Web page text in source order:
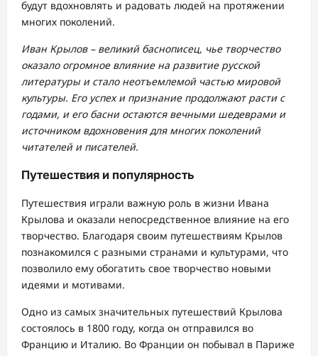
будут вдохновлять и радовать людей на протяжении
многих поколений.
Иван Крылов – великий баснописец, чье творчество
оказало огромное влияние на развитие русской
литературы и стало неотъемлемой частью мировой
культуры. Его успех и признание продолжают расти с
годами, и его басни остаются вечными шедеврами и
источником вдохновения для многих поколений
читателей и писателей.
Путешествия и популярность
Путешествия играли важную роль в жизни Ивана
Крылова и оказали непосредственное влияние на его
творчество. Благодаря своим путешествиям Крылов
познакомился с разными странами и культурами, что
позволило ему обогатить свое творчество новыми
идеями и мотивами.
Одно из самых значительных путешествий Крылова
состоялось в 1800 году, когда он отправился во
Францию и Италию. Во Франции он побывал в Париже